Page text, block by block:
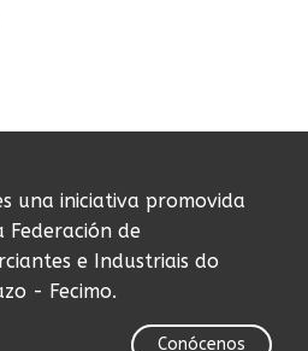
una iniciativa promovida
Federación de
e Industriais do
- Fecimo.
Conócenos